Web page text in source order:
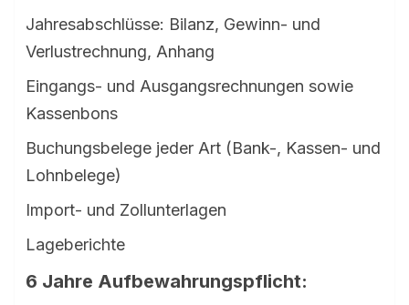
Jahresabschlüsse: Bilanz, Gewinn- und
Verlustrechnung, Anhang
Eingangs- und Ausgangsrechnungen sowie
Kassenbons
Buchungsbelege jeder Art (Bank-, Kassen- und
Lohnbelege)
Import- und Zollunterlagen
Lageberichte
6 Jahre Aufbewahrungspflicht: